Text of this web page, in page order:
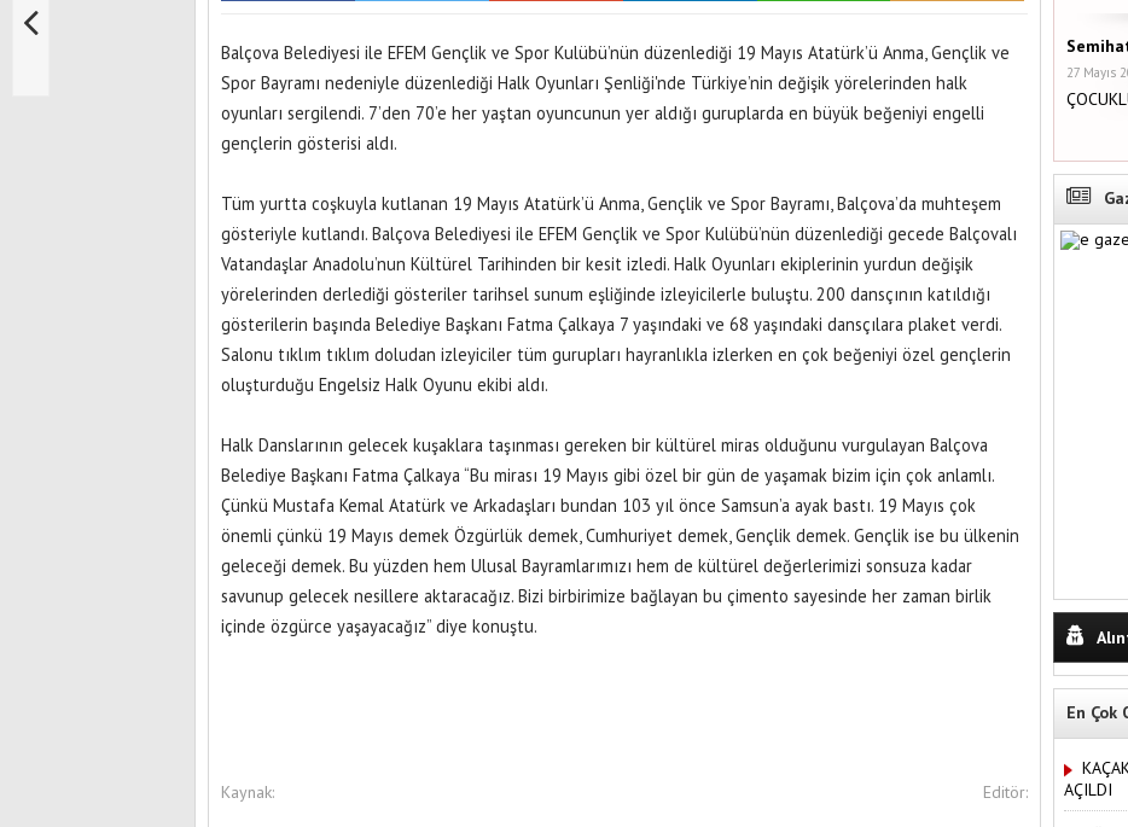
Balçova Belediyesi ile EFEM Gençlik ve Spor Kulübü’nün düzenlediği 19 Mayıs Atatürk’ü Anma, Gençlik ve
Spor Bayramı nedeniyle düzenlediği Halk Oyunları Şenliği'nde Türkiye’nin değişik yörelerinden halk
oyunları sergilendi. 7’den 70’e her yaştan oyuncunun yer aldığı guruplarda en büyük beğeniyi engelli
gençlerin gösterisi aldı.
Tüm yurtta coşkuyla kutlanan 19 Mayıs Atatürk’ü Anma, Gençlik ve Spor Bayramı, Balçova’da muhteşem
gösteriyle kutlandı. Balçova Belediyesi ile EFEM Gençlik ve Spor Kulübü’nün düzenlediği gecede Balçovalı
Vatandaşlar Anadolu’nun Kültürel Tarihinden bir kesit izledi. Halk Oyunları ekiplerinin yurdun değişik
yörelerinden derlediği gösteriler tarihsel sunum eşliğinde izleyicilerle buluştu. 200 dansçının katıldığı
gösterilerin başında Belediye Başkanı Fatma Çalkaya 7 yaşındaki ve 68 yaşındaki dansçılara plaket verdi.
Salonu tıklım tıklım doludan izleyiciler tüm gurupları hayranlıkla izlerken en çok beğeniyi özel gençlerin
oluşturduğu Engelsiz Halk Oyunu ekibi aldı.
Halk Danslarının gelecek kuşaklara taşınması gereken bir kültürel miras olduğunu vurgulayan Balçova
Belediye Başkanı Fatma Çalkaya “Bu mirası 19 Mayıs gibi özel bir gün de yaşamak bizim için çok anlamlı.
Çünkü Mustafa Kemal Atatürk ve Arkadaşları bundan 103 yıl önce Samsun’a ayak bastı. 19 Mayıs çok
önemli çünkü 19 Mayıs demek Özgürlük demek, Cumhuriyet demek, Gençlik demek. Gençlik ise bu ülkenin
geleceği demek. Bu yüzden hem Ulusal Bayramlarımızı hem de kültürel değerlerimizi sonsuza kadar
savunup gelecek nesillere aktaracağız. Bizi birbirimize bağlayan bu çimento sayesinde her zaman birlik
içinde özgürce yaşayacağız” diye konuştu.
Kaynak: Editör:
27 Mayıs
En Çok
AÇILDI